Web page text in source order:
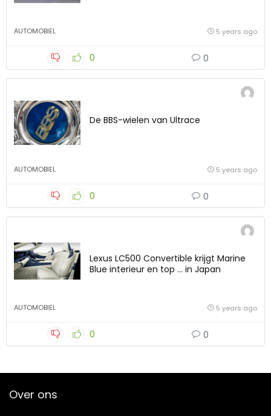
AUTOMOBIEL 5 years ago
0 0
De BBS-wielen van Ultrace
AUTOMOBIEL 5 years ago
0 0
Lexus LC500 Convertible krijgt Marine
Blue interieur en top … in Japan
AUTOMOBIEL 5 years ago
0 0
Over ons